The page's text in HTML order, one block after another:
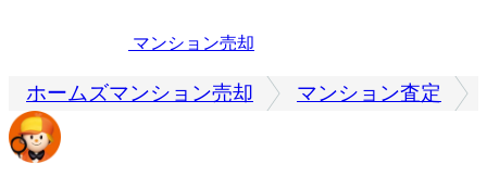
マンション売却
ホームズマンション売却 マンション査定